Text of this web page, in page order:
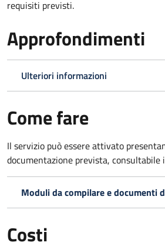
requisiti previsti.
Approfondimenti
Ulteriori informazioni
Come fare
Il servizio può essere attivato
documentazione prevista, consultabile
Moduli da compilare e documenti
Costi